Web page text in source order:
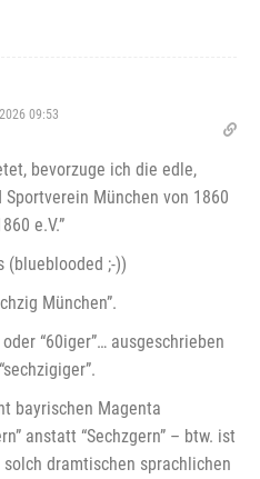
09:53
bevorzuge ich die edle,
München von 1860
e.V.”
(blueblooded ;-))
München”.
“60iger”… ausgeschrieben
bayrischen Magenta
anstatt “Sechzgern” – btw. ist
dramtischen sprachlichen